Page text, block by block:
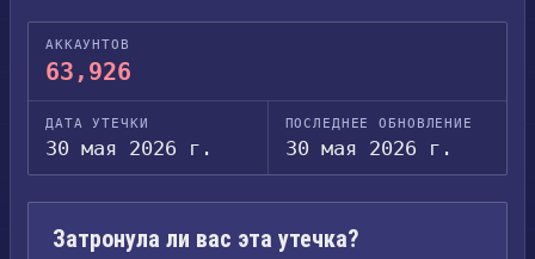
АККАУНТОВ
63,926
ДАТА УТЕЧКИ
30 мая 2026 г.
ПОСЛЕДНЕЕ ОБНОВЛЕНИЕ
30 мая 2026 г.
Затронула ли вас эта утечка?